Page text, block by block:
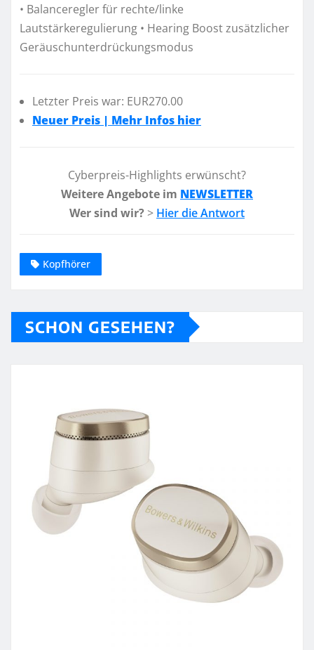
• Balanceregler für rechte/linke
Lautstärkeregulierung • Hearing Boost zusätzlicher
Geräuschunterdrückungsmodus
Letzter Preis war: EUR270.00
Neuer Preis | Mehr Infos hier
Cyberpreis-Highlights erwünscht?
Weitere Angebote im NEWSLETTER
Wer sind wir? > Hier die Antwort
Kopfhörer
SCHON GESEHEN?